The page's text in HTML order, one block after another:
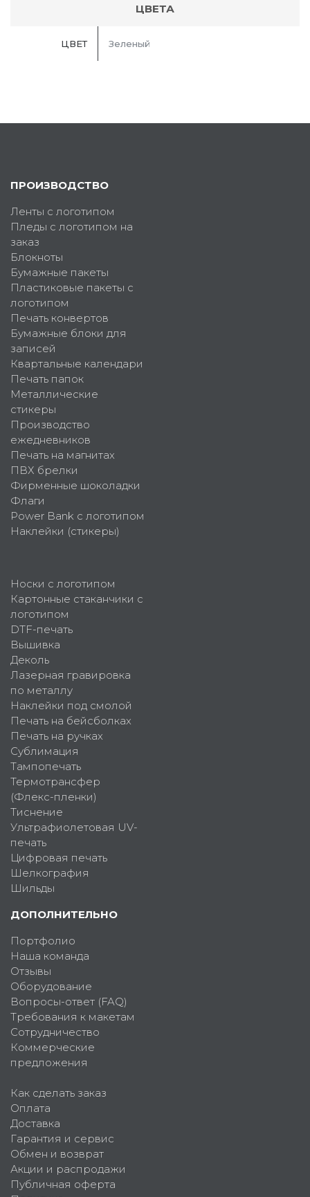
ЦВЕТА
ЦВЕТ Зеленый
ПРОИЗВОДСТВО
Ленты с логотипом
Пледы с логотипом на
заказ
Блокноты
Бумажные пакеты
Пластиковые пакеты с
логотипом
Печать конвертов
Бумажные блоки для
записей
Квартальные календари
Печать папок
Металлические
стикеры
Производство
ежедневников
Печать на магнитах
ПВХ брелки
Фирменные шоколадки
Флаги
Power Bank с логотипом
Наклейки (стикеры)
Носки с логотипом
Картонные стаканчики с
логотипом
DTF-печать
Вышивка
Деколь
Лазерная гравировка
по металлу
Наклейки под смолой
Печать на бейсболках
Печать на ручках
Сублимация
Тампопечать
Термотрансфер
(Флекс-пленки)
Тиснение
Ультрафиолетовая UV-
печать
Цифровая печать
Шелкография
Шильды
ДОПОЛНИТЕЛЬНО
Портфолио
Наша команда
Отзывы
Оборудование
Вопросы-ответ (FAQ)
Требования к макетам
Сотрудничество
Коммерческие
предложения
Как сделать заказ
Оплата
Доставка
Гарантия и сервис
Обмен и возврат
Акции и распродажи
Публичная оферта